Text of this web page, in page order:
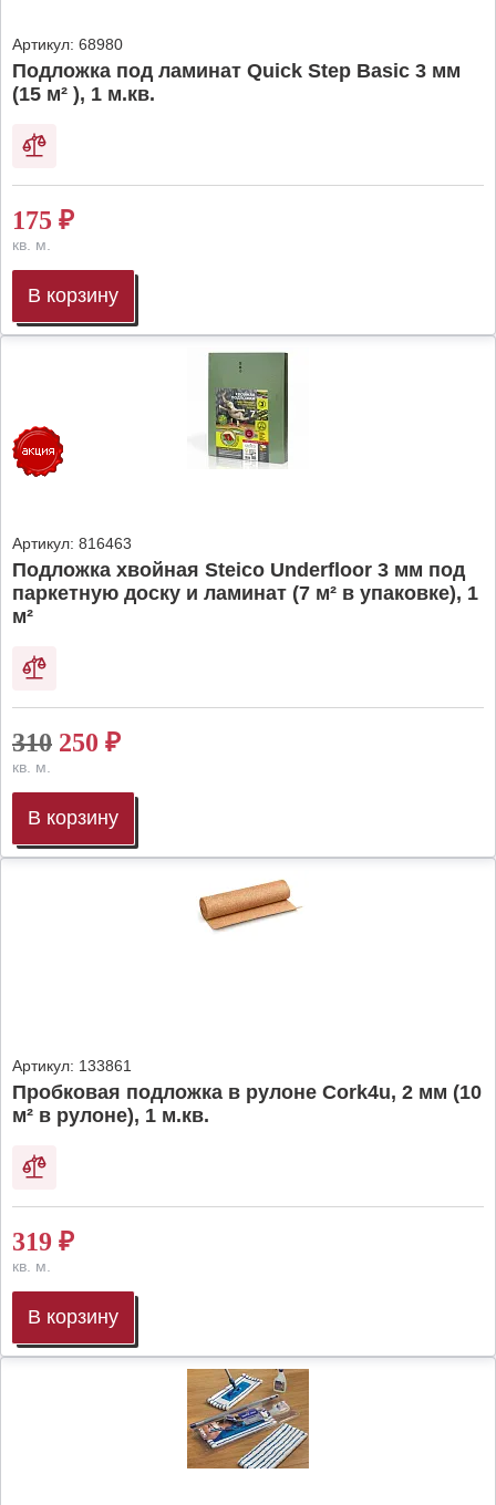
Артикул: 68980
Подложка под ламинат Quick Step Basic 3 мм
(15 м² ), 1 м.кв.
175 ₽
кв. м.
В корзину
Артикул: 816463
Подложка хвойная Steico Underfloor 3 мм под
паркетную доску и ламинат (7 м² в упаковке), 1
м²
310 250 ₽
кв. м.
В корзину
Артикул: 133861
Пробковая подложка в рулоне Cork4u, 2 мм (10
м² в рулоне), 1 м.кв.
319 ₽
кв. м.
В корзину